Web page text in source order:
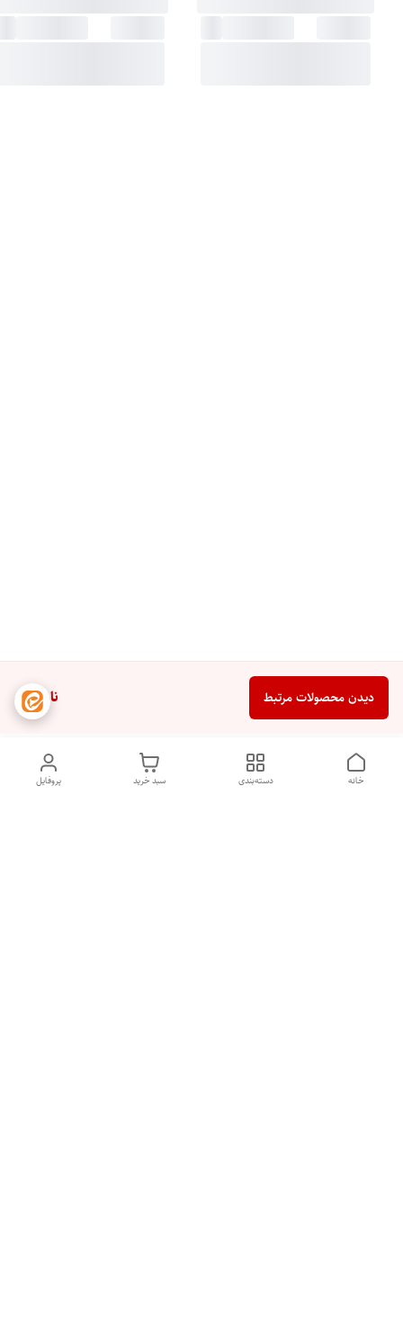
ناموجود دیدن محصولات مرتبط
پروفایل سبد خرید دسته‌بندی خانه